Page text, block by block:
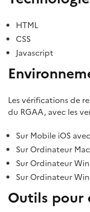
HTML
CSS
Javascript
Les vérifications de
du RGAA, avec les
Sur Mobile iOS
Sur Ordinateur
Sur Ordinateur
Sur Ordinateur
Outils pour